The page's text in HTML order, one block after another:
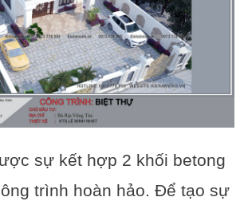
sự kết hợp 2 khối betong
trình hoàn hảo. Để tạo sự